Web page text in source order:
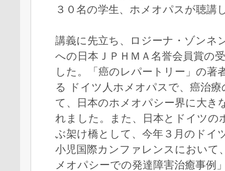
３０名の学生、ホメオパスが聴講
講義に先立ち、ロジーナ・ゾンネ
への日本ＪＰＨＭＡ名誉会員賞の
した。「癌のレパートリー」の著
る ドイツ人ホメオパスで、癌治療
て、日本のホメオパシー界に大き
れました。また、日本とドイツの
ぶ架け橋として、今年３月のドイ
小児国際カンファレンスにおいて
メオパシーでの発達障害治癒事例